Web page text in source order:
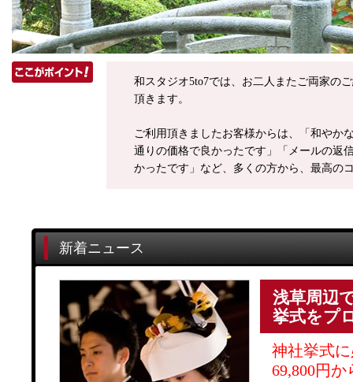
和スタジオ5to7では、お二人またご両家の
頂きます。
ご利用頂きましたお客様からは、「和やか
通りの価格で良かったです」「メールの返
かったです」など、多くの方から、最高の
新着ニュース
浅草周辺
挙式をプ
神社挙式
69,800円か